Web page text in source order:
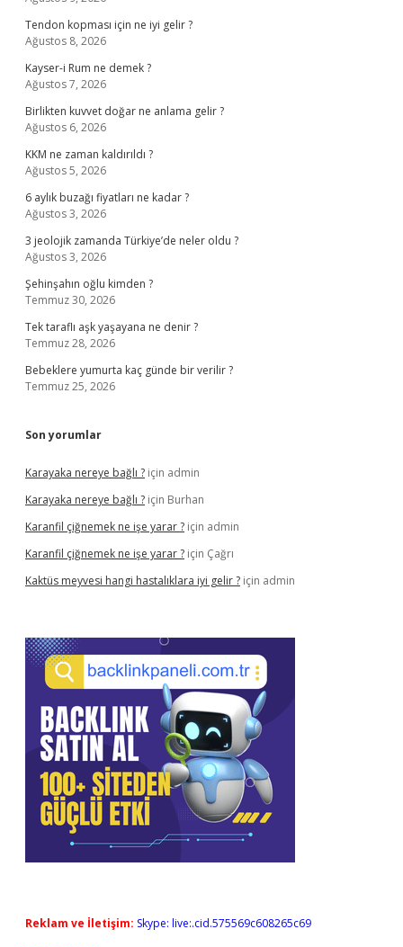
Tendon kopması için ne iyi gelir ?
Ağustos 8, 2026
Kayser-i Rum ne demek ?
Ağustos 7, 2026
Birlikten kuvvet doğar ne anlama gelir ?
Ağustos 6, 2026
KKM ne zaman kaldırıldı ?
Ağustos 5, 2026
6 aylık buzağı fiyatları ne kadar ?
Ağustos 3, 2026
3 jeolojik zamanda Türkiye’de neler oldu ?
Ağustos 3, 2026
Şehinşahın oğlu kimden ?
Temmuz 30, 2026
Tek taraflı aşk yaşayana ne denir ?
Temmuz 28, 2026
Bebeklere yumurta kaç günde bir verilir ?
Temmuz 25, 2026
Son yorumlar
Karayaka nereye bağlı ? için admin
Karayaka nereye bağlı ? için Burhan
Karanfil çiğnemek ne işe yarar ? için admin
Karanfil çiğnemek ne işe yarar ? için Çağrı
Kaktüs meyvesi hangi hastalıklara iyi gelir ? için admin
Reklam ve İletişim: Skype: live:.cid.575569c608265c69